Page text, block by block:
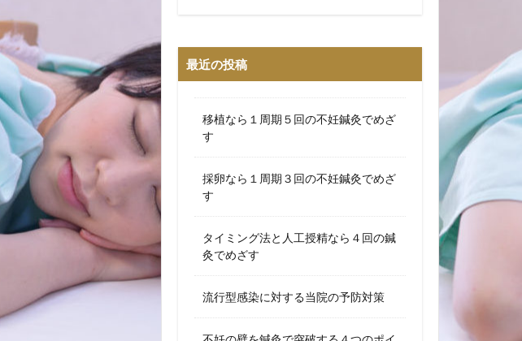
最近の投稿
移植なら１周期５回の不妊鍼灸でめざ
す
採卵なら１周期３回の不妊鍼灸でめざ
す
タイミング法と人工授精なら４回の鍼
灸でめざす
流行型感染に対する当院の予防対策